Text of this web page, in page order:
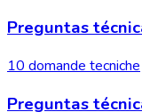
Preguntas
10 domande tecniche
Preguntas